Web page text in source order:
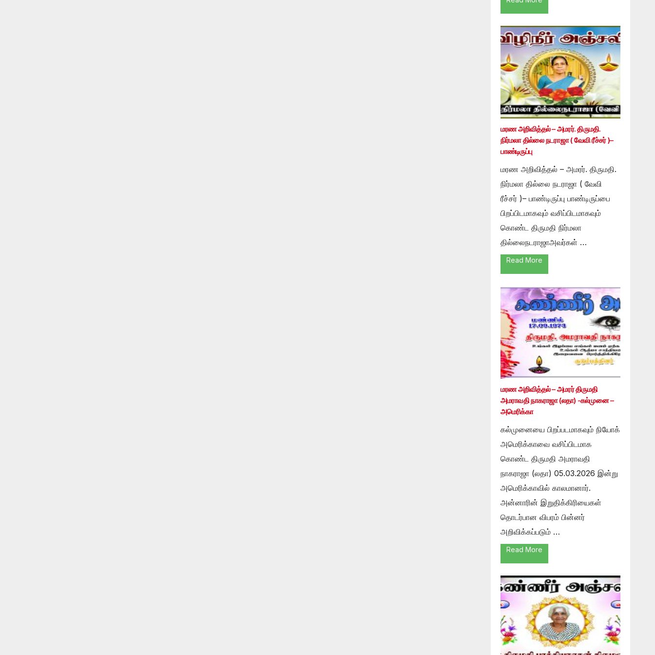
மரண அறிவித்தல் – அமரர். திருமதி.
நிர்மலா தில்லை நடராஜா ( வேவி ரீச்சர் )–
பாண்டிருப்பு
மரண அறிவித்தல் – அமரர். திருமதி.
நிர்மலா தில்லை நடராஜா ( வேவி
ரீச்சர் )– பாண்டிருப்பு பாண்டிருப்பை
பிறப்பிடமாகவும் வசிப்பிடமாகவும்
கொண்ட திருமதி நிர்மலா
தில்லைநடராஜாஅவர்கள் …
Read More
மரண அறிவித்தல் – அமரர் திருமதி
அமராவதி நாகராஜா (லதா) -கல்முனை –
அமெரிக்கா
கல்முனையை பிறப்படமாகவும் நியோக்
அமெரிக்காவை வசிப்பிடமாக
கொண்ட திருமதி அமராவதி
நாகராஜா (லதா) 05.03.2026 இன்று
அமெரிக்காவில் காலமானார்.
அன்னாரின் இறுதிக்கிரியைகள்
தொடர்பான விபரம் பின்னர்
அறிவிக்கப்படும் …
Read More